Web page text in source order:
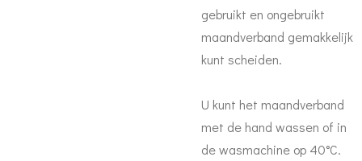
gebruikt en ongebruikt
maandverband gemakkelijk
kunt scheiden.
U kunt het maandverband
met de hand wassen of in
de wasmachine op 40°C.